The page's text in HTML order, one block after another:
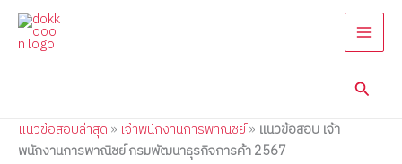
Skip
content
แนวข้อสอบล่าสุด » เจ้าพนักงานการพาณิชย์» แนวข้อสอบ เจ้า
พนักงานการพาณิชย์ กรมพัฒนาธุรกิจการค้า 2567
ข้อสอบ
เจ้า
พัฒนา
ธุรกิจ